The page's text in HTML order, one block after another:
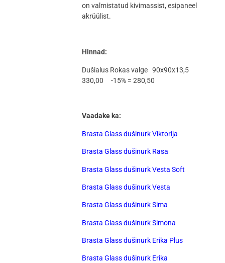
on valmistatud kivimassist, esipaneel
akrüülist.
Hinnad:
Dušialus Rokas valge 90x90x13,5
330,00 -15% = 280,50
Vaadake ka:
Brasta Glass dušinurk Viktorija
Brasta Glass dušinurk Rasa
Brasta Glass dušinurk Vesta Soft
Brasta Glass dušinurk Vesta
Brasta Glass dušinurk Sima
Brasta Glass dušinurk Simona
Brasta Glass dušinurk Erika Plus
Brasta Glass dušinurk Erika